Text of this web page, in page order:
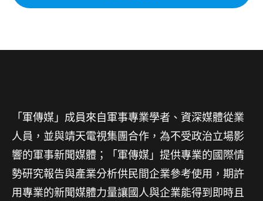
「軍傳媒」成員來自軍事專業學者、資深媒體從業
人員，並與靖天電視集團合作，為不受政治立場影
響的軍事新聞媒體；「軍傳媒」提供專業的國際情
勢研究報告與產業分析供民間企業參考使用，期許
用專業的新聞媒體力量讓國人與企業能得到即時且